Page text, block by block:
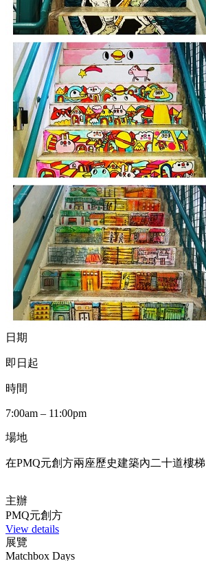
日期
即日起
時間
7:00am – 11:00pm
場地
在PMQ元創方兩座歷史建築內二十道樓梯
主辦
PMQ元創方
View details
展覽
Matchbox Days